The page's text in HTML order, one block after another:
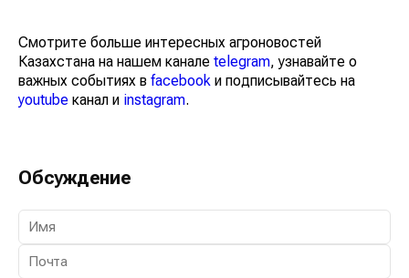
Смотрите больше интересных агроновостей
Казахстана на нашем каналеtelegram , узнавайте о
важных событиях вfacebook и подписывайтесь на
youtube канал иinstagram
Обсуждение